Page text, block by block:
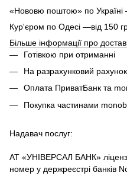
«Нововю поштою» по Україні
Кур'єром по Одесі —від 150
Більше інформації про
Готівкою при отриманні
На разрахунковий рахунок
Оплата ПриватБанк та
Покупка частинами
Надавач послуг:
АТ «УНІВЕРСАЛ БАНК»
номер у держреєстрі банків